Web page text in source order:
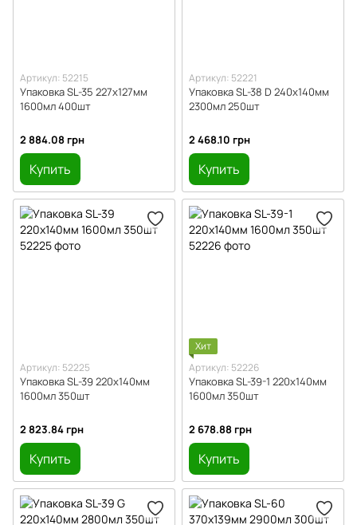
Артикул: 52215
Упаковка SL-35 227х127мм
1600мл 400шт
2 884.08 грн
Купить
Артикул: 52221
Упаковка SL-38 D 240х140мм
2300мл 250шт
2 468.10 грн
Купить
Артикул: 52225
Упаковка SL-39 220х140мм
1600мл 350шт
2 823.84 грн
Купить
Хит
Артикул: 52226
Упаковка SL-39-1 220х140мм
1600мл 350шт
2 678.88 грн
Купить